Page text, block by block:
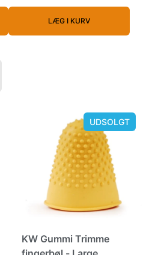
LÆG I KURV
UDSOLGT
KW Gummi Trimme